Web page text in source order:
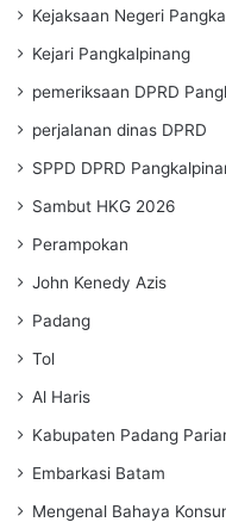
Kejaksaan Negeri
Kejari Pangkalpinang
pemeriksaan DPRD
perjalanan dinas DPRD
SPPD DPRD
Sambut HKG 2026
Perampokan
John Kenedy Azis
Padang
Tol
Al Haris
Kabupaten Padang
Embarkasi Batam
Mengenal Bahaya